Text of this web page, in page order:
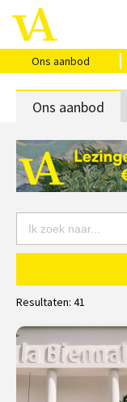
Ons aanbod
Home
Ons aanbod
Agenda
VAthuis
Over ons
Vragen?
Cadeaubon
Ons aanbod
Resultaten: 41